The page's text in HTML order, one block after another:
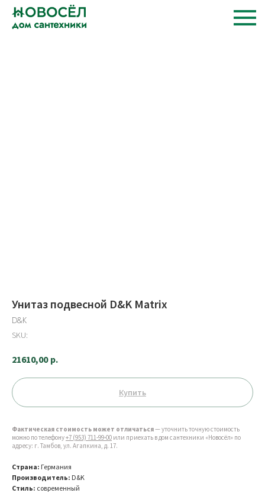
Унитаз подвесной D&K Matrix
D&K
SKU:
21610,00 р.
Купить
Фактическая стоимость может отличаться— уточнить точную стоимость
можно по телефону+7 (953) 711-99-00 или приехать в дом сантехники «Новосёл» по
адресу: г. Тамбов, ул. Агапкина, д. 17.
Страна: Германия
Производитель: D&K
Стиль: современный